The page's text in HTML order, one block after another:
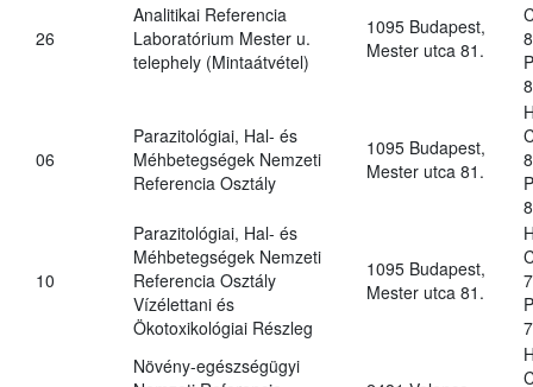
26
Analitikai Referencia
Laboratórium Mester u.
telephely (Mintaátvétel)
1095 Budapest,
Mester utca 81.
06
Parazitológiai, Hal- és
Méhbetegségek Nemzeti
Referencia Osztály
1095 Budapest,
Mester utca 81.
10
Parazitológiai, Hal- és
Méhbetegségek Nemzeti
Referencia Osztály
Vízélettani és
Ökotoxikológiai Részleg
1095 Budapest,
Mester utca 81.
Növény-egészségügyi